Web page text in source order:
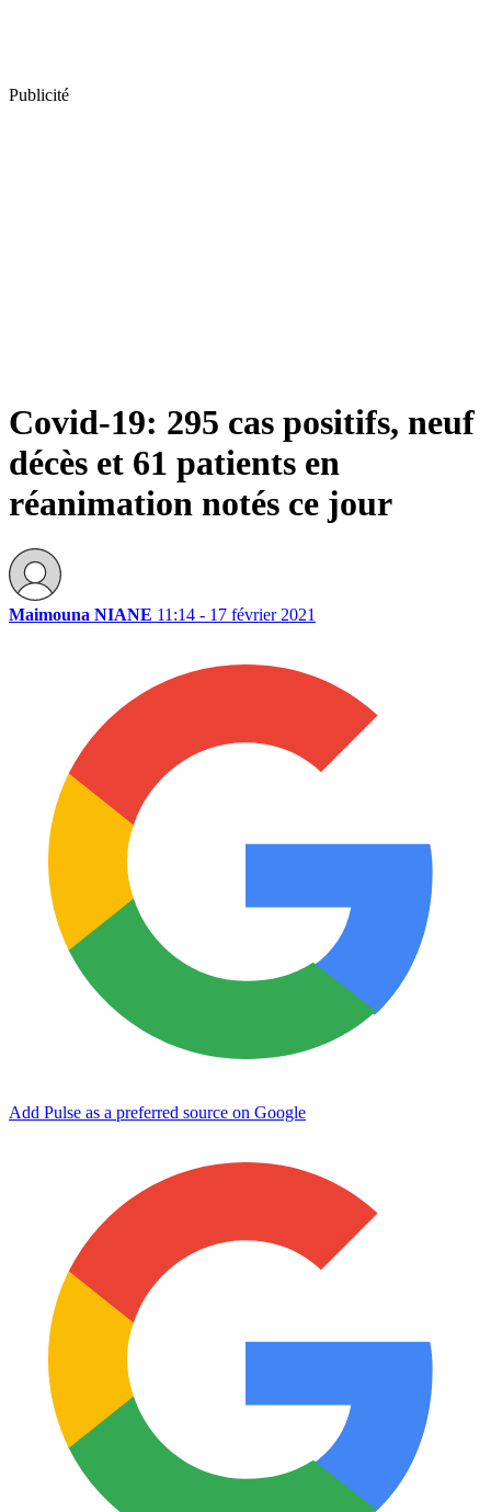
Publicité
Covid-19: 295 cas positifs, neuf
décès et 61 patients en
réanimation notés ce jour
Maimouna NIANE 11:14 - 17 février 2021
Add Pulse as a preferred source on Google